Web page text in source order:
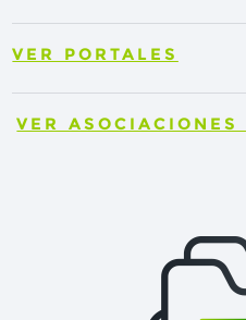
VER PORTALES
VER ASOCIACIONES